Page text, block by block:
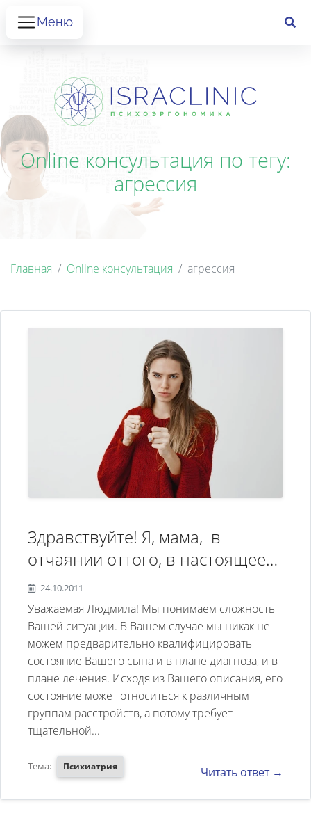
Меню
Online консультация по тегу:
агрессия
Главная Online консультация агрессия
Здравствуйте! Я, мама, в
отчаянии оттого, в настоящее
время не вижу выхода из
сложившийся ситуации. Моему
сыну исполнилось 25 лет, рос
аккуратным, вежливым
мальчиком, внимательным, но
два года назад с ним что-то
стало происходить. в 2008
году окончил институт, но
работать не пошёл, искал
любые причины, чтобы
отказаться. В семье стали
24.10.2011
Уважаемая Людмила! Мы понимаем сложность
Вашей ситуации. В Вашем случае мы никак не
можем предварительно квалифицировать
состояние Вашего сына и в плане диагноза, и в
плане лечения. Исходя из Вашего описания, его
состояние может относиться к различным
группам расстройств, а потому требует
тщательной...
Тема: Психиатрия Читать ответ →